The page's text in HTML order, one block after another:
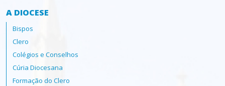
A DIOCESE
Bispos
Clero
Colégios e Conselhos
Cúria Diocesana
Formação do Clero